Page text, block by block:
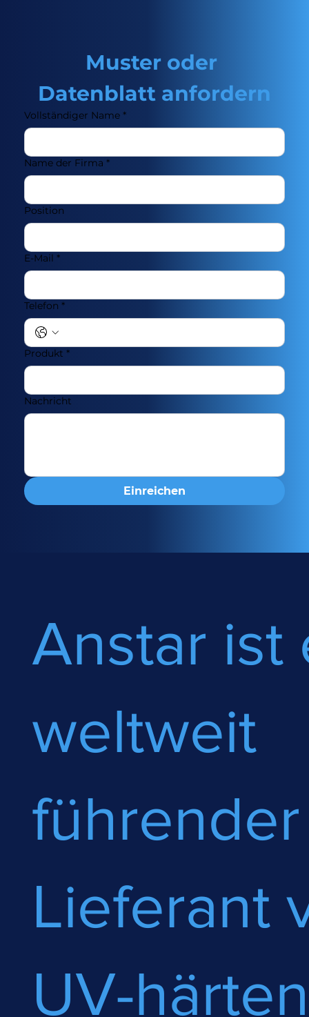
Muster oder
Datenblatt anfordern
Vollständiger Name *
Name der Firma *
Position
E-Mail *
Telefon *
Produkt *
Nachricht
Einreichen
Anstar ist
weltweit
führender
Lieferant
UV-